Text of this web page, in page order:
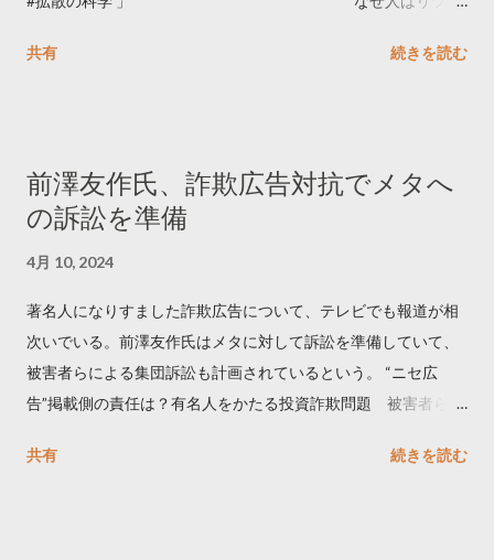
学しました。 ー バズの目安は1300リツイート ー 人は16の熱量
トするのか？ https://marketing.twitter.com/ja/insights/kakusan
共有 続きを読む
前澤友作氏、詐欺広告対抗でメタへ
の訴訟を準備
4月 10, 2024
著名人になりすました詐欺広告について、テレビでも報道が相
次いでいる。前澤友作氏はメタに対して訴訟を準備していて、
被害者らによる集団訴訟も計画されているという。 “ニセ広
告”掲載側の責任は？有名人をかたる投資詐欺問題 被害者らが
https://newsdig.tbs.co.jp/articles/-/1091835 なぜなくならな
共有 続きを読む